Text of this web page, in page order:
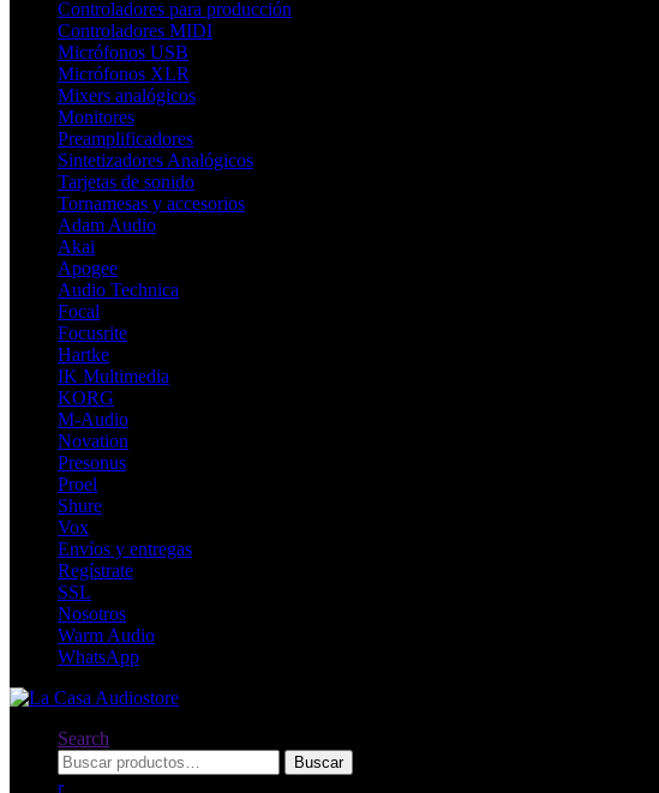
Controladores para producción
Controladores MIDI
Micrófonos USB
Micrófonos XLR
Mixers analógicos
Monitores
Preamplificadores
Sintetizadores Analógicos
Tarjetas de sonido
Tornamesas y accesorios
Adam Audio
Akai
Apogee
Audio Technica
Focal
Focusrite
Hartke
IK Multimedia
KORG
M-Audio
Novation
Presonus
Proel
Shure
Vox
Envíos y entregas
Regístrate
SSL
Nosotros
Warm Audio
WhatsApp
Search
Buscar
por:
Buscar